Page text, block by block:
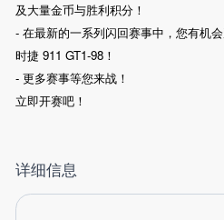
及大量金币与胜利积分！
- 在最新的一系列闪回赛事中，您有机
时捷 911 GT1-98！
- 更多赛事等您来战！
立即开赛吧！
详细信息